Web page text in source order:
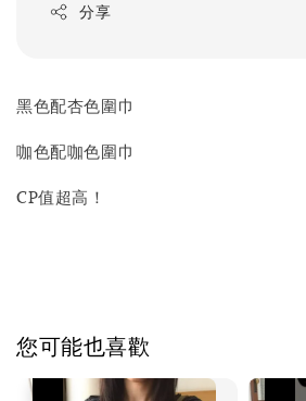
分享
黑色配杏色圍巾
咖色配咖色圍巾
CP值超高！
您可能也喜歡